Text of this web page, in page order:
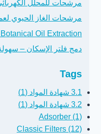
مرشحات للمحلل
مرشحات الغاز الحيوي
Oil Extraction
دمج فلتر الإسكان –
Tags
3.1 شهادة المواد (1)
3.2 شهادة المواد (1)
Adsorber (1)
Classic Filters (12)